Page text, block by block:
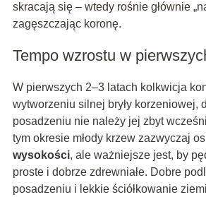
skracają się – wtedy rośnie głównie
zagęszczając koronę.
Tempo wzrostu w
W pierwszych 2–3 latach kolkwicja
wytworzeniu silnej bryły korzeniowej,
posadzeniu nie należy jej zbyt
tym okresie młody krzew zazwyczaj
wysokości, ale ważniejsze jest, by
proste i dobrze zdrewniałe. Dobre
posadzeniu i lekkie ściółkowanie